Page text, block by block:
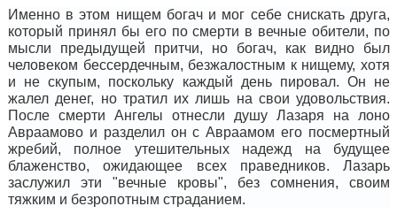
Именно в этом нищем богач и мог себе снискать друга,
который принял бы его по смерти в вечные обители, по
мысли предыдущей притчи, но богач, как видно был
человеком бессердечным, безжалостным к нищему, хотя
и не скупым, поскольку каждый день пировал. Он не
жалел денег, но тратил их лишь на свои удовольствия.
После смерти Ангелы отнесли душу Лазаря на лоно
Авраамово и разделил онс Авраамом его посмертный
жребий, полное утешительных надежд на будущее
блаженство, ожидающее всех праведников. Лазарь
заслужил эти "вечные кровы", без сомнения, своим
тяжким и безропотным страданием.